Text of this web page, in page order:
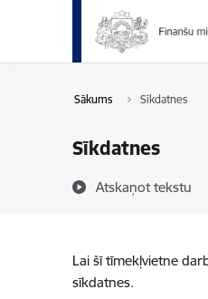
Pāriet uz lapas saturu
Sākums Sīkdatnes
Sīkdatnes
Atskaņot tekstu
Lai šī tīmekļvietne
sīkdatnes.